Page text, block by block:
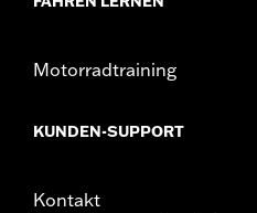
Motorradtraining
KUNDEN-SUPPORT
Kontakt